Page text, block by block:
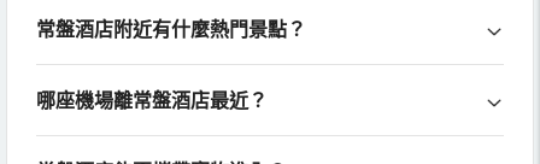
常盤酒店附近有什麼熱門景點？
哪座機場離常盤酒店最近？